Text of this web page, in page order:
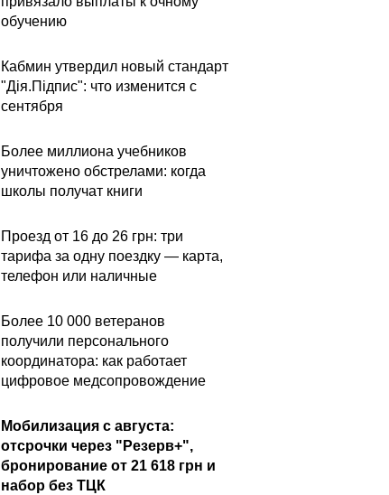
обучению
Кабмин утвердил новый стандарт
"Дія.Підпис": что изменится с
сентября
Более миллиона учебников
уничтожено обстрелами: когда
школы получат книги
Проезд от 16 до 26 грн: три
тарифа за одну поездку — карта,
телефон или наличные
Более 10 000 ветеранов
получили персонального
координатора: как работает
цифровое медсопровождение
Мобилизация с августа:
отсрочки через "Резерв+",
бронирование от 21 618 грн и
набор без ТЦК